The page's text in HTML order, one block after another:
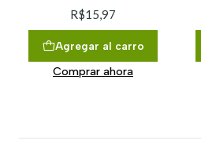
R$15,97
Agregar al carro
Comprar ahora